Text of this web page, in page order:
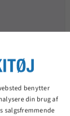
benytter
din brug af
salgsfremmende